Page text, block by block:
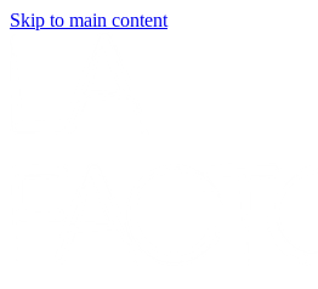
Skip to main content